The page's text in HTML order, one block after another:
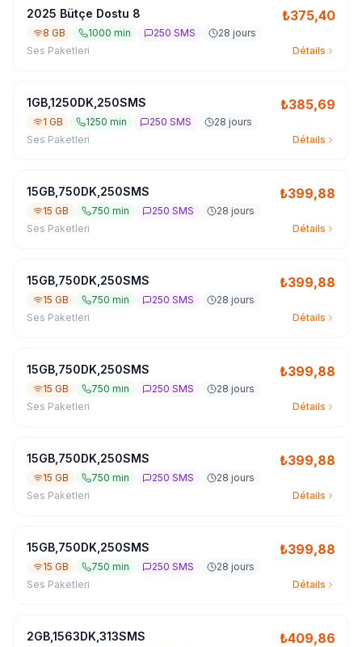
2025 Bütçe Dostu 8 ₺375,40
8 GB 1000 min 250 SMS
28 jours
Ses Paketleri
Détails
1GB,1250DK,250SMS ₺385,69
1 GB 1250 min 250 SMS
28 jours
Ses Paketleri
Détails
15GB,750DK,250SMS ₺399,88
15 GB 750 min 250 SMS
28 jours
Ses Paketleri
Détails
15GB,750DK,250SMS ₺399,88
15 GB 750 min 250 SMS
28 jours
Ses Paketleri
Détails
15GB,750DK,250SMS ₺399,88
15 GB 750 min 250 SMS
28 jours
Ses Paketleri
Détails
15GB,750DK,250SMS ₺399,88
15 GB 750 min 250 SMS
28 jours
Ses Paketleri
Détails
15GB,750DK,250SMS ₺399,88
15 GB 750 min 250 SMS
28 jours
Ses Paketleri
Détails
2GB,1563DK,313SMS ₺409,86